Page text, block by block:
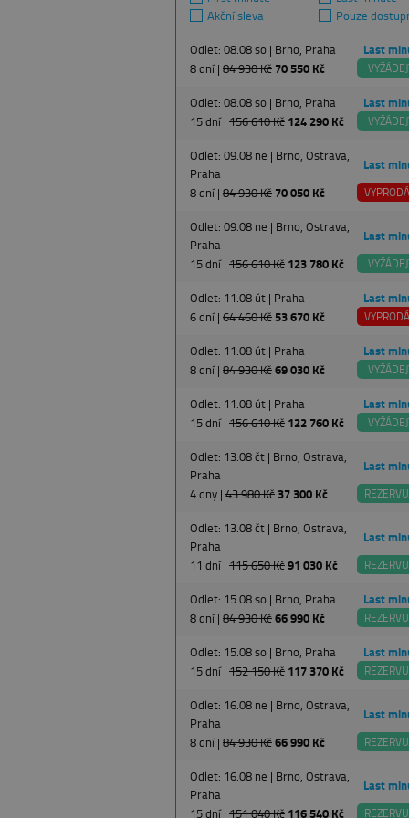
Akční sleva
Pouze
Odlet: 08.08 so | Brno, Praha
Last
8 dní | 84 930 Kč 70 550 Kč
Odlet: 08.08 so | Brno, Praha
Last
15 dní | 156 610 Kč 124 290 Kč
Odlet: 09.08 ne | Brno, Ostrava,
Praha
Last
8 dní | 84 930 Kč 70 050 Kč
Odlet: 09.08 ne | Brno, Ostrava,
Praha
Last
15 dní | 156 610 Kč 123 780 Kč
Odlet: 11.08 út | Praha
Last
6 dní | 64 460 Kč53 670 Kč
Odlet: 11.08 út | Praha
Last
8 dní | 84 930 Kč69 030 Kč
Odlet: 11.08 út | Praha
Last
15 dní | 156 610 Kč 122 760 Kč
Odlet: 13.08 čt | Brno, Ostrava,
Praha
Last
4 dny | 43 980 Kč37 300 Kč
Odlet: 13.08 čt | Brno, Ostrava,
Praha
Last
11 dní | 115 650 Kč91 030 Kč
Odlet: 15.08 so | Brno, Praha
Last
8 dní | 84 930 Kč66 990 Kč
Odlet: 15.08 so | Brno, Praha
Last
15 dní | 152 150 Kč 117 370 Kč
Odlet: 16.08 ne | Brno, Ostrava,
Praha
Last
8 dní | 84 930 Kč66 990 Kč
Odlet: 16.08 ne | Brno, Ostrava,
Praha
Last
15 dní | 151 040 Kč 116 540 Kč